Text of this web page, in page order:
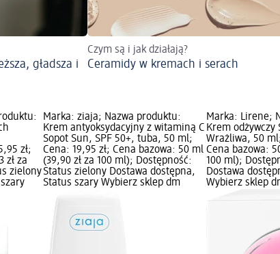
gładsza i
Czym są i jak działają?
Ceramidy w kremach i serach
zł;
zł za
zielony
Marka: ziaja; Nazwa produktu:
Krem antyoksydacyjny z witaminą C
Sopot Sun, SPF 50+, tuba, 50 ml;
Cena: 19,95 zł; Cena bazowa: 50 ml
(39,90 zł za 100 ml); Dostępność:
Status zielony Dostawa dostępna,
Status szary Wybierz sklep dm
Marka: Lirene;
Krem odżywczy
Wrażliwa, 50
Cena bazowa:
100 ml);
Dostawa
Wybierz sklep